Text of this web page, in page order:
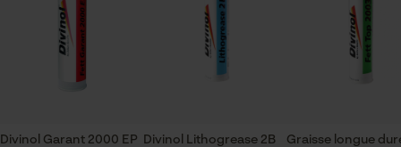
Divinol Garant 2000 EP
Divinol Lithogrease 2B
Graisse longue